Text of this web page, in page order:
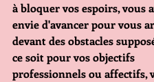
à bloquer vos espoirs, vous
envie d'avancer pour vous
devant des obstacles
ce soit pour vos objectifs
professionnels ou affectifs,